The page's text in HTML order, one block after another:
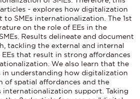
- explores how digitalization
to SMEs internationalization. The 1st
on the role of EEs in the
Results delineate and document
tackling the external and internal
that result in strong affordances
We also learn that the
in understanding how digitalization
of spatial affordances and the
internationalization support. Taking